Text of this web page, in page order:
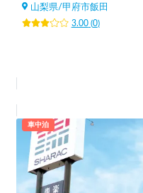
山梨県/甲府市飯田
3.00(0)
車中泊